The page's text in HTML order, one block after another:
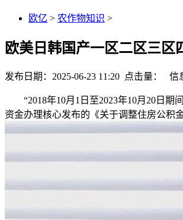
欧亿 > 农作物知识 >
欧美日韩国产一区二区三区
发布日期：2025-06-23 11:20 点击量： 信
“2018年10月1日至2023年10月20日期
资金办理核心发布的《关于调整住房公积